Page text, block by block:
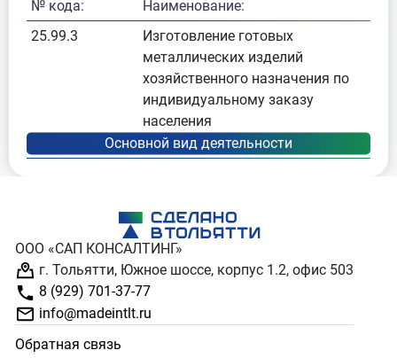
№ кода:
Наименование:
25.99.3
Изготовление готовых
металлических изделий
хозяйственного назначения по
индивидуальному заказу
населения
ООО «САП КОНСАЛТИНГ»
г. Тольятти, Южное шоссе, корпус 1.2, офис 503
8 (929) 701-37-77
info@madeintlt.ru
Обратная связь